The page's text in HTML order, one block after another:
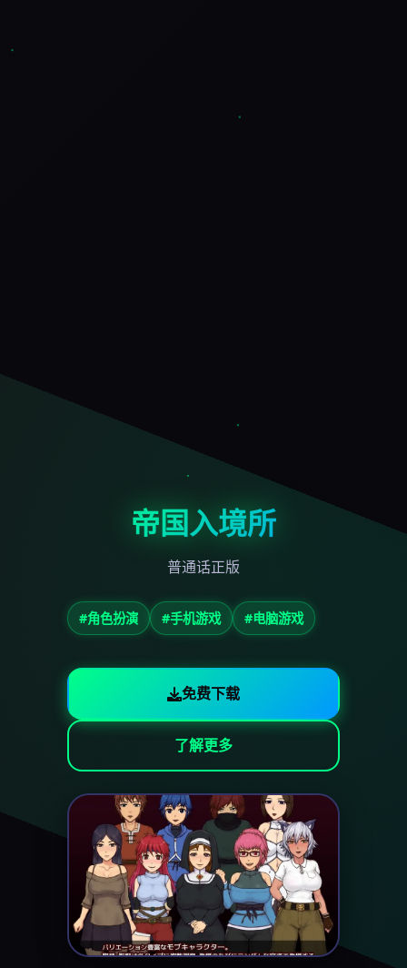
帝国入境所
普通话正版
#角色扮演 #手机游戏 #电脑游戏
免费下载
了解更多